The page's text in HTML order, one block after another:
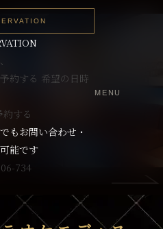
約する 希望の日時
する
もお問い合わせ・
能です
734
MENU